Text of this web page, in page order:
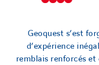
Geoquest s’est
d’expérience
remblais renforcés